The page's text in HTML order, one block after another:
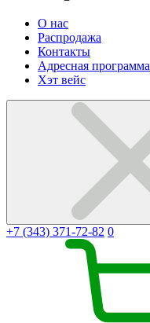
О нас
Распродажа
Контакты
Адресная программа
Хэт вейс
+7 (343) 371-72-82 0